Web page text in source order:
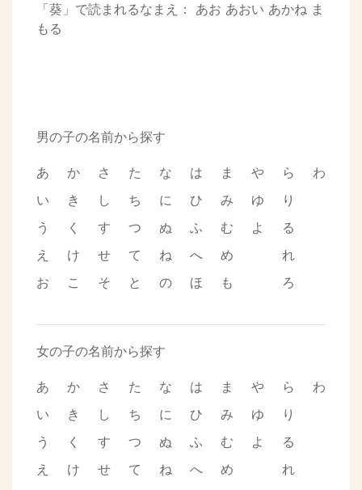
「葵」で読まれるなまえ： あお あおい あかね ま
もる
男の子の名前から探す
あ
い
う
え
お
か
き
く
け
こ
さ
し
す
せ
そ
た
ち
つ
て
と
な
に
ぬ
ね
の
は
ひ
ふ
へ
ほ
ま
み
む
め
も
や
ゆ
よ
ら
り
る
れ
ろ
わ
女の子の名前から探す
あ
い
う
え
か
き
く
け
さ
し
す
せ
た
ち
つ
て
な
に
ぬ
ね
は
ひ
ふ
へ
ま
み
む
め
や
ゆ
よ
ら
り
る
れ
わ